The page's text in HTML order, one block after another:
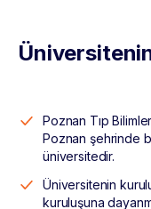
Poznan Tıp
Poznan şehrinde
üniversitedir.
Üniversitenin
kuruluşuna